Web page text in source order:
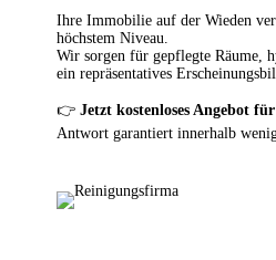
Ihre Immobilie auf der Wieden
höchstem Niveau.
Wir sorgen für gepflegte Räume,
ein repräsentatives
👉Jetzt kostenloses Angebot
Antwort garantiert innerhalb